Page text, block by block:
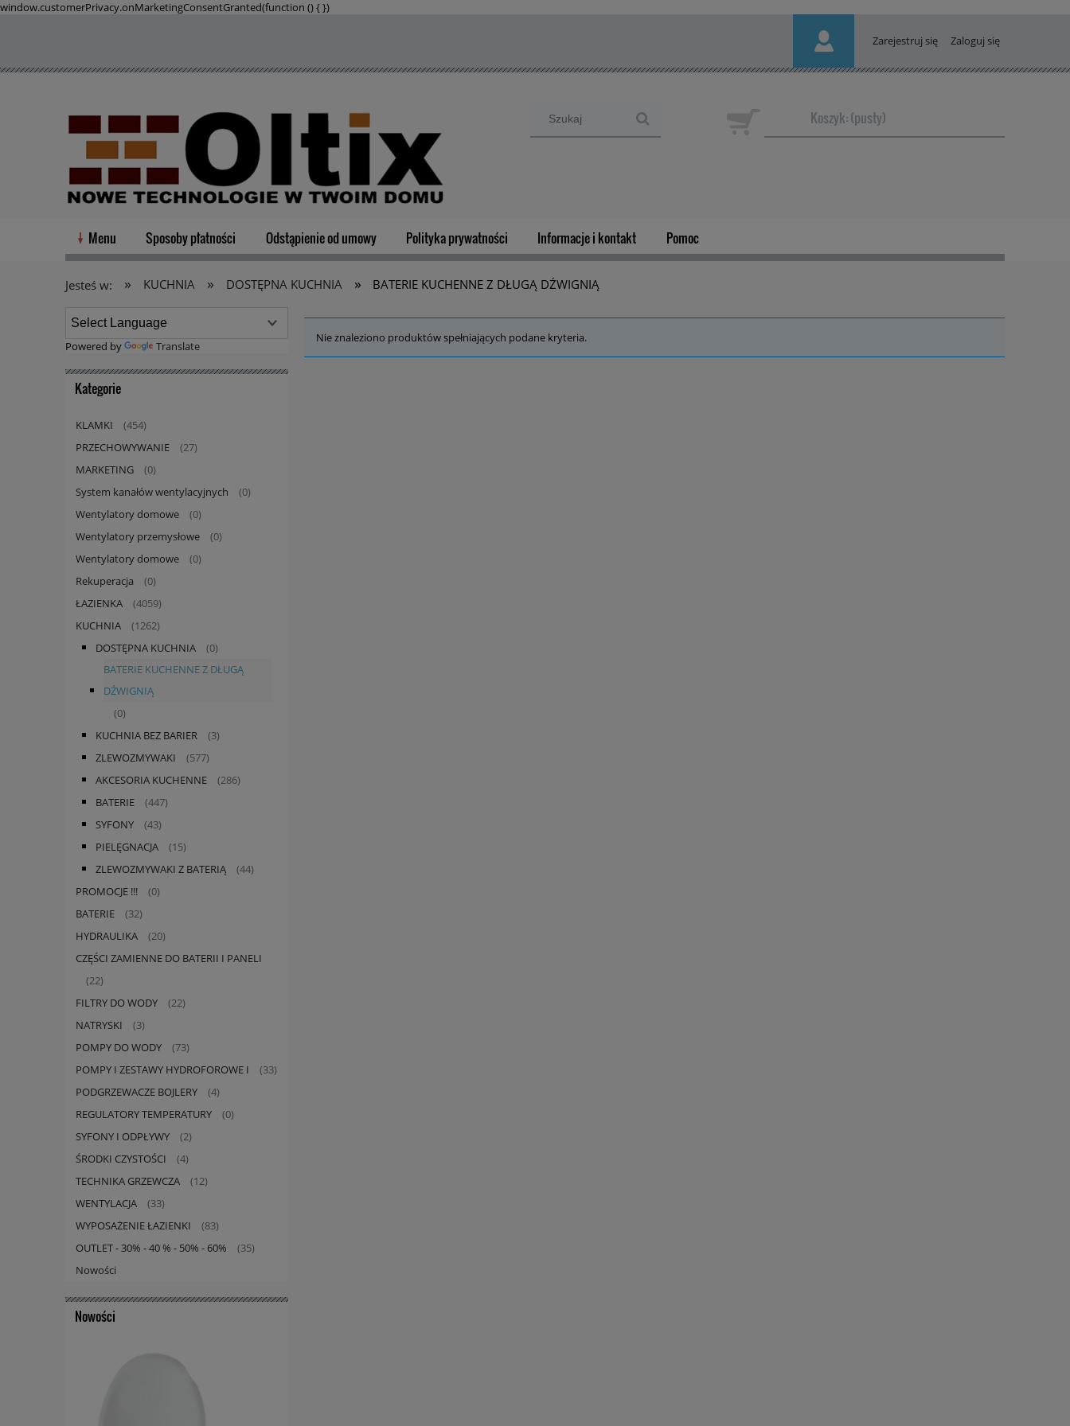
window.customerPrivacy.onMarketingConsentGranted(function () {})
Zarejestruj się Zaloguj się
Koszyk:(pusty)
Menu Sposoby płatności Odstąpienie od umowy Polityka prywatności Informacje i kontakt Pomoc
Jesteś w: » KUCHNIA » DOSTĘPNA KUCHNIA » BATERIE KUCHENNE Z DŁUGĄ DŹWIGNIĄ
Powered by Translate
Kategorie
KLAMKI (454)
PRZECHOWYWANIE (27)
MARKETING (0)
System kanałów wentylacyjnych (0)
Wentylatory domowe (0)
Wentylatory przemysłowe (0)
Wentylatory domowe (0)
Rekuperacja (0)
ŁAZIENKA (4059)
KUCHNIA (1262)
DOSTĘPNA KUCHNIA (0)
BATERIE KUCHENNE Z DŁUGĄ
DŹWIGNIĄ
(0)
KUCHNIA BEZ BARIER (3)
ZLEWOZMYWAKI (577)
AKCESORIA KUCHENNE (286)
BATERIE (447)
SYFONY (43)
PIELĘGNACJA (15)
ZLEWOZMYWAKI Z BATERIĄ (44)
PROMOCJE !!! (0)
BATERIE (32)
HYDRAULIKA (20)
CZĘŚCI ZAMIENNE DO BATERII I PANELI
(22)
FILTRY DO WODY (22)
NATRYSKI (3)
POMPY DO WODY (73)
POMPY I ZESTAWY HYDROFOROWE I (33)
PODGRZEWACZE BOJLERY (4)
REGULATORY TEMPERATURY (0)
SYFONY I ODPŁYWY (2)
ŚRODKI CZYSTOŚCI (4)
TECHNIKA GRZEWCZA (12)
WENTYLACJA (33)
WYPOSAŻENIE ŁAZIENKI (83)
OUTLET - 30% - 40 % - 50% - 60% (35)
Nowości
Nowości
Nie znaleziono produktów spełniających podane kryteria.